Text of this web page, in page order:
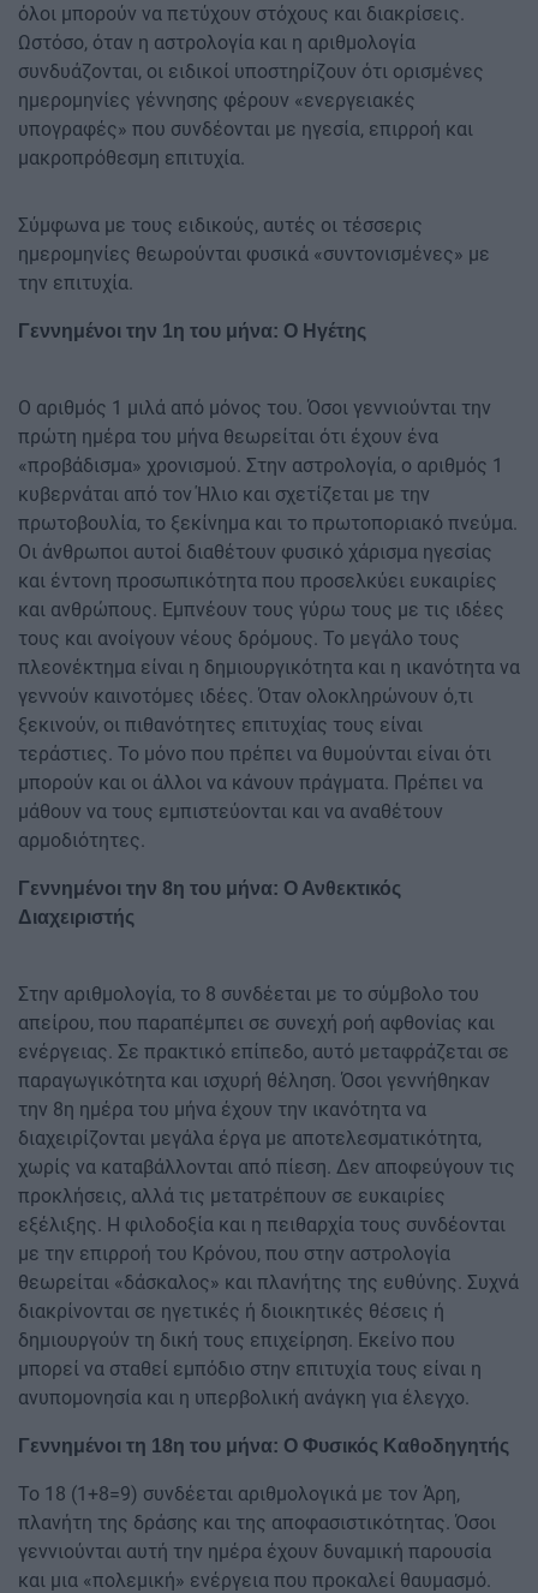
όλοι μπορούν να πετύχουν στόχους και διακρίσεις.
Ωστόσο, όταν η αστρολογία και η αριθμολογία
συνδυάζονται, οι ειδικοί υποστηρίζουν ότι ορισμένες
ημερομηνίες γέννησης φέρουν «ενεργειακές
υπογραφές» που συνδέονται με ηγεσία, επιρροή και
μακροπρόθεσμη επιτυχία.
Σύμφωνα με τους ειδικούς, αυτές οι τέσσερις
ημερομηνίες θεωρούνται φυσικά «συντονισμένες» με
την επιτυχία.
Γεννημένοι την 1η του μήνα: Ο Ηγέτης
Ο αριθμός 1 μιλά από μόνος του. Όσοι γεννιούνται την
πρώτη ημέρα του μήνα θεωρείται ότι έχουν ένα
«προβάδισμα» χρονισμού. Στην αστρολογία, ο αριθμός 1
κυβερνάται από τον Ήλιο και σχετίζεται με την
πρωτοβουλία, το ξεκίνημα και το πρωτοποριακό πνεύμα.
Οι άνθρωποι αυτοί διαθέτουν φυσικό χάρισμα ηγεσίας
και έντονη προσωπικότητα που προσελκύει ευκαιρίες
και ανθρώπους. Εμπνέουν τους γύρω τους με τις ιδέες
τους και ανοίγουν νέους δρόμους. Το μεγάλο τους
πλεονέκτημα είναι η δημιουργικότητα και η ικανότητα να
γεννούν καινοτόμες ιδέες. Όταν ολοκληρώνουν ό,τι
ξεκινούν, οι πιθανότητες επιτυχίας τους είναι
τεράστιες. Το μόνο που πρέπει να θυμούνται είναι ότι
μπορούν και οι άλλοι να κάνουν πράγματα. Πρέπει να
μάθουν να τους εμπιστεύονται και να αναθέτουν
αρμοδιότητες.
Γεννημένοι την 8η του μήνα: Ο Ανθεκτικός
Διαχειριστής
Στην αριθμολογία, το 8 συνδέεται με το σύμβολο του
απείρου, που παραπέμπει σε συνεχή ροή αφθονίας και
ενέργειας. Σε πρακτικό επίπεδο, αυτό μεταφράζεται σε
παραγωγικότητα και ισχυρή θέληση. Όσοι γεννήθηκαν
την 8η ημέρα του μήνα έχουν την ικανότητα να
διαχειρίζονται μεγάλα έργα με αποτελεσματικότητα,
χωρίς να καταβάλλονται από πίεση. Δεν αποφεύγουν τις
προκλήσεις, αλλά τις μετατρέπουν σε ευκαιρίες
εξέλιξης. Η φιλοδοξία και η πειθαρχία τους συνδέονται
με την επιρροή του Κρόνου, που στην αστρολογία
θεωρείται «δάσκαλος» και πλανήτης της ευθύνης. Συχνά
διακρίνονται σε ηγετικές ή διοικητικές θέσεις ή
δημιουργούν τη δική τους επιχείρηση. Εκείνο που
μπορεί να σταθεί εμπόδιο στην επιτυχία τους είναι η
ανυπομονησία και η υπερβολική ανάγκη για έλεγχο.
Γεννημένοι τη 18η του μήνα: Ο Φυσικός Καθοδηγητής
Το 18 (1+8=9) συνδέεται αριθμολογικά με τον Άρη,
πλανήτη της δράσης και της αποφασιστικότητας. Όσοι
γεννιούνται αυτή την ημέρα έχουν δυναμική παρουσία
και μια «πολεμική» ενέργεια που προκαλεί θαυμασμό.